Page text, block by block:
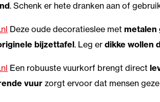
. Schenk er hete dranken aan of
Deze oude decoratieslee metmetalen
bijzettafel. Leg erdikke wollen
Een robuuste vuurkorf brengt direct
vuurzorgt ervoor dat mensen